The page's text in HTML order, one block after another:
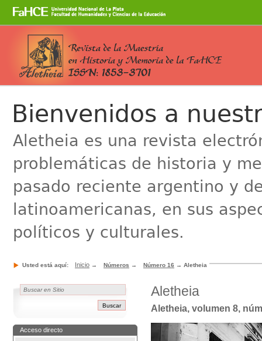
navegación
Bienvenidos a
Aletheia es una revista
problemáticas de historia y
pasado reciente argentino y
latinoamericanas, en sus
políticos y culturales.
Usted está aquí: Inicio → Números → Número 16 → Aletheia
Acceso directo
Aletheia
Aletheia, volumen 8,